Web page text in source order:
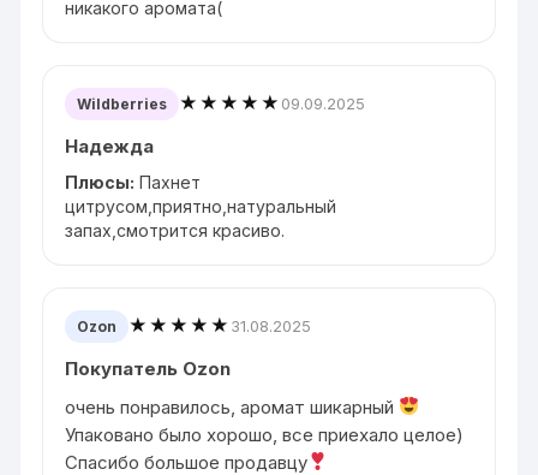
никакого аромата(
Wildberries ★★★★★ 09.09.2025
Надежда
Плюсы: Пахнет
цитрусом,приятно,натуральный
запах,смотрится красиво.
Ozon ★★★★★ 31.08.2025
Покупатель Ozon
очень понравилось, аромат шикарный
Упаковано было хорошо, все приехало целое)
Спасибо большое продавцу